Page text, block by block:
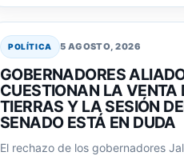
POLÍTICA 5 AGOSTO, 2026
GOBERNADORES
CUESTIONAN LA VENTA
TIERRAS Y LA SESIÓN
SENADO ESTÁ EN DUDA
El rechazo de los gobernadores